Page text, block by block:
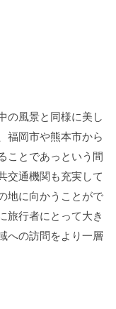
の風景と同様に美し
福岡市や熊本市から
ことであっという間
交通機関も充実して
地に向かうことがで
旅行者にとって大き
への訪問をより一層